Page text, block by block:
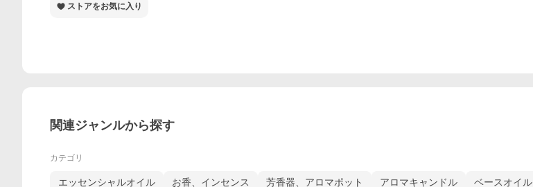
ストアをお気に入り
関連ジャンルから探す
カテゴリ
エッセンシャルオイル お香、インセンス 芳香器、アロマポット アロマキャンドル ベースオイル